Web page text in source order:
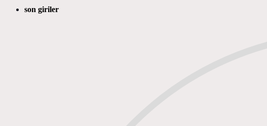
son giriler